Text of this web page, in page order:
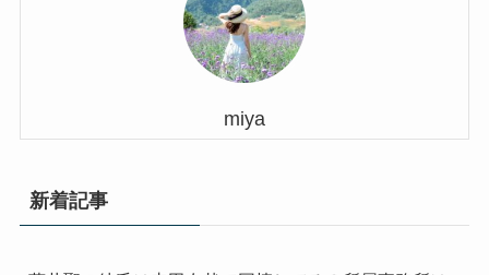
miya
新着記事